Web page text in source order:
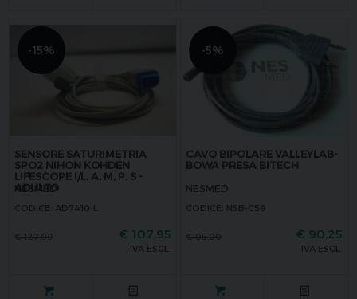
-15%
SENSORE SATURIMETRIA
SPO2 NIHON KOHDEN
LIFESCOPE I/L, A, M, P, S -
ADULTO
NESMED
CODICE: AD7410-L
€ 107,95
IVA ESCL.
-5%
CAVO BIPOLARE VALLEYLAB-
BOWA PRESA BITECH
NESMED
CODICE: NSB-C59
€ 90,25
IVA ESCL.